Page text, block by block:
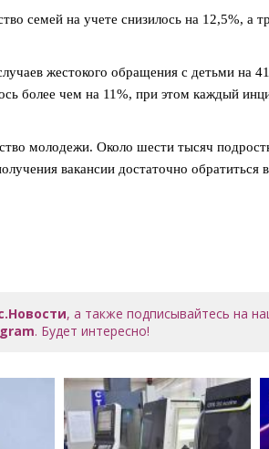
семей на учете снизилось на 12,5%, а
жестокого обращения с детьми на
более чем на 11%, при этом каждый
молодежи. Около шести тысяч
вакансии достаточно обратиться
, а также подписывайтесь на
. Будет интересно!